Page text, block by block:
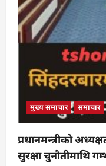
मुख्य समाचार समाचार
प्रधानमन्त्रीको
सुरक्षा चुनौतीमाथि